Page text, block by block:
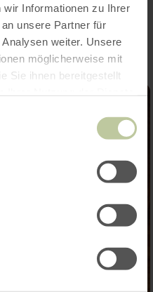
wir Informationen zu Ihrer
unsere Partner für
weiter. Unsere
möglicherweise mit
Sie ihnen bereitgestellt